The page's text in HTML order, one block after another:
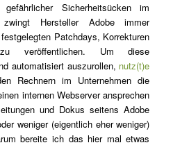
Sicherheitsücken im
zwingt Hersteller Adobe immer
Patchdays, Korrekturen
veröffentlichen. Um diese
automatisiert auszurollen, nutz(t)e
Rechnern im Unternehmen die
internen Webserver ansprechen
und Dokus seitens Adobe
weniger (eigentlich eher weniger)
bereite ich das hier mal etwas